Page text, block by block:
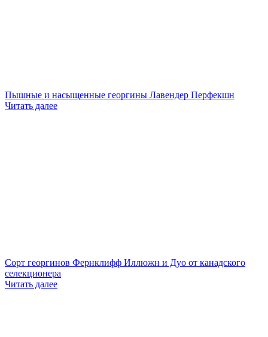
Пышные и насыщенные георгины Лавендер Перфекшн
Читать далее
Сорт георгинов Фернклифф Иллюжн и Дуо от канадского
селекционера
Читать далее